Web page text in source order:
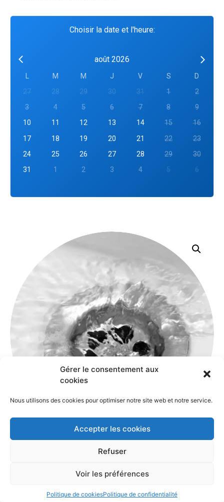
Gérer le consentement aux
cookies
Nous utilisons des cookies pour optimiser notre site web et notre service.
Accepter les cookies
Refuser
Voir les préférences
Politique de cookiesPolitique de confidentialité
INFORMATIONS
Débouchage de baignoire
Choisir la date et l'heure:
août 2026
M M J V S
D
27
28 29 30 31 1
2
3
4 5 6 7 8
9
10
11 12 13 14 15
16
17
18 19 20 21 22
23
24
25 26 27 28 29
30
31
1 2 3 4 5 6